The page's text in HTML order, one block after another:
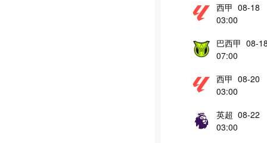
西甲 08-18
03:00
巴西甲 08-
07:00
西甲 08-20
03:00
英超 08-22
03:00